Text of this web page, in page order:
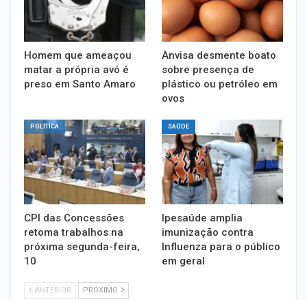
Homem que ameaçou
matar a própria avó é
preso em Santo Amaro
Anvisa desmente boato
sobre presença de
plástico ou petróleo em
ovos
POLÍTICA
CPI das Concessões
retoma trabalhos na
próxima segunda-feira,
10
SAÚDE
Ipesaúde amplia
imunização contra
Influenza para o público
em geral
ANTERIOR PRÓXIMO